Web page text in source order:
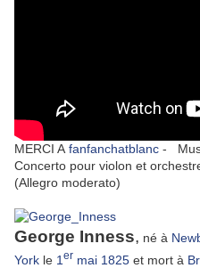
MERCI A fanfanchatblanc -
Concerto pour violon et
(Allegro moderato)
George Inness, né à
York le 1 er mai 1825 et mort à